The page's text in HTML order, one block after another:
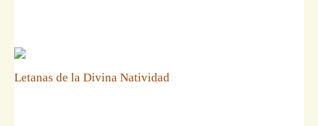
Letanas de la Divina Natividad